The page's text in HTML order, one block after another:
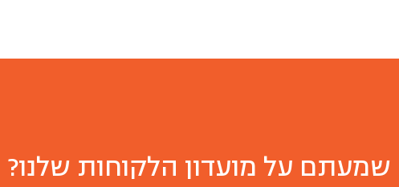
שמעתם על מועדון הלקוחות שלנו?